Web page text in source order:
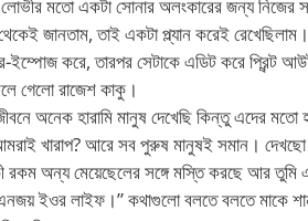
মতো একটা সোনার অলংকারের জন্য নিজের
জানতাম, তাই একটা প্ল্যান করেই
ইম্পোজ করে, তারপর সেটাকে এডিট করে প্রিন্ট
গেলো রাজেশ কাকু।
অনেক হারামি মানুষ দেখেছি কিন্তু এদের মতো
খারাপ? আরে সব পুরুষ মানুষই সমান। দেখছো
রকম অন্য মেয়েছেলের সঙ্গে মস্তি করছে আর তুমি
ইওর লাইফ।” কথাগুলো বলতে বলতে মাকে